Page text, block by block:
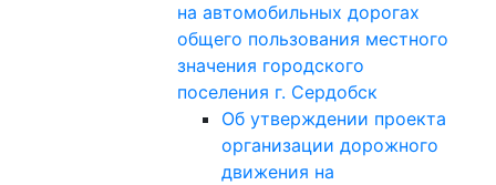
на автомобильных дорогах
общего пользования местного
значения городского
поселения г. Сердобск
Об утверждении проекта
организации дорожного
движения на